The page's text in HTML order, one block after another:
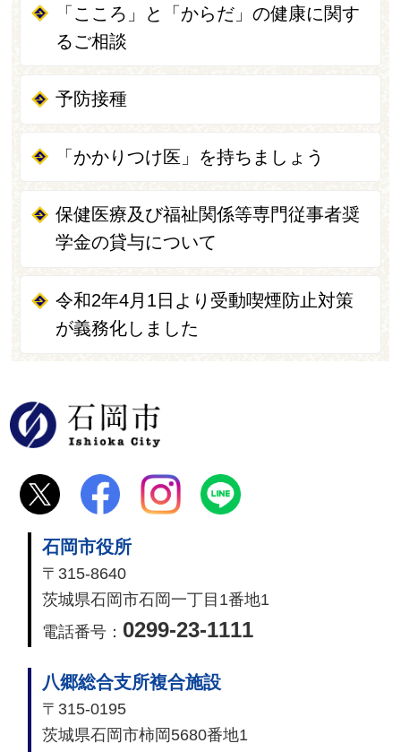
「こころ」と「からだ」の健康に関す
るご相談
予防接種
「かかりつけ医」を持ちましょう
保健医療及び福祉関係等専門従事者奨
学金の貸与について
令和2年4月1日より受動喫煙防止対策
が義務化しました
石岡市役所
〒315-8640
茨城県石岡市石岡一丁目1番地1
電話番号： 0299-23-1111
八郷総合支所複合施設
〒315-0195
茨城県石岡市柿岡5680番地1